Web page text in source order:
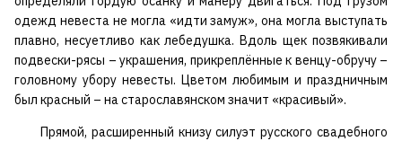
одежд невеста не могла «идти замуж», она могла выступать
плавно, несуетливо как лебедушка. Вдоль щек позвякивали
подвески-рясы – украшения, прикреплённые к венцу-обручу –
головному убору невесты. Цветом любимым и праздничным
был красный – на старославянском значит «красивый».
Прямой, расширенный книзу силуэт русского свадебного